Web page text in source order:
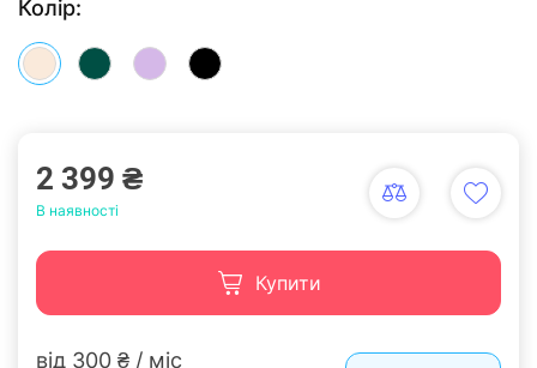
Колір:
2 399 ₴
В наявності
Купити
від 300 ₴ / міс